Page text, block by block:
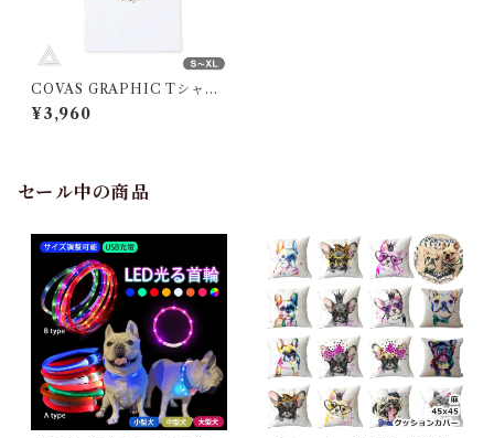
COVAS GRAPHIC Tシャツ
"ハッピーフレンチブル" 綿10
0% コットン素材 ホワイト 白
プリントTシャツ デザインTシ
ャツ グラフィックTシャツ メ
905TS
¥3,960
セール中の商品